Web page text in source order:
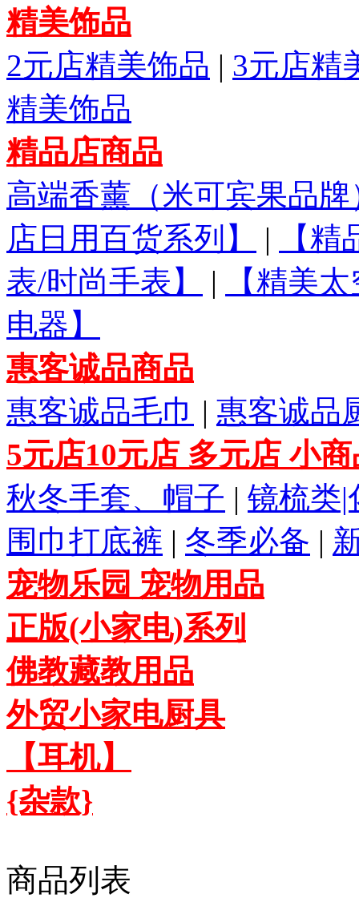
精美饰品
2元店精美饰品 | 3元店精
精美饰品
精品店商品
高端香薰（米可宾果品牌
店日用百货系列】
|
【
表/时尚手表】
|
【精美
电器】
惠客诚品商品
惠客诚品毛巾 | 惠客诚品
5元店10元店 多元店 小
秋冬手套、帽子 | 镜梳类|
围巾打底裤 | 冬季必备 |
宠物乐园 宠物用品
正版(小家电)系列
佛教藏教用品
外贸小家电厨具
【耳机】
{杂款}
商品列表